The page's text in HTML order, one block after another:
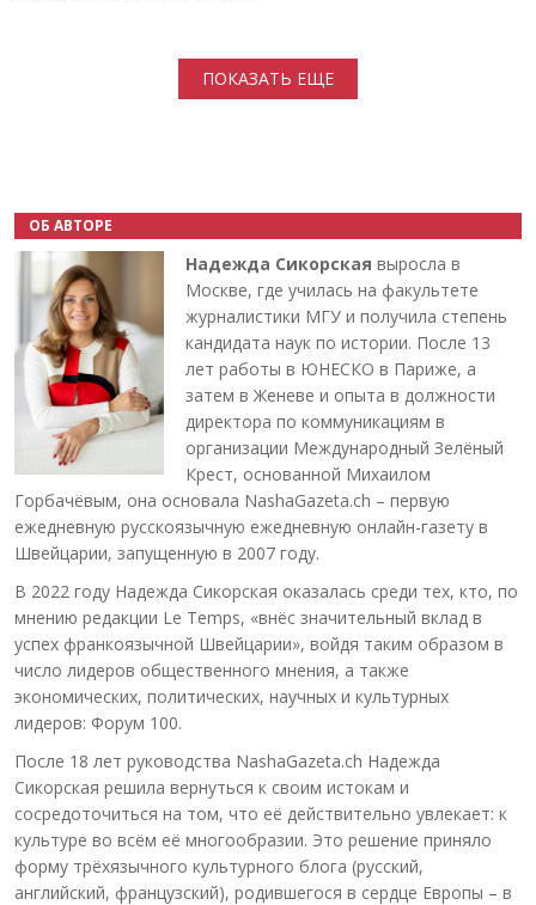
ПОКАЗАТЬ ЕЩЕ
ОБ АВТОРЕ
Надежда Сикорская выросла в
Москве, где училась на факультете
журналистики МГУ и получила степень
кандидата наук по истории. После 13
лет работы в ЮНЕСКО в Париже, а
затем в Женеве и опыта в должности
директора по коммуникациям в
организации Международный Зелёный
Крест, основанной Михаилом
Горбачёвым, она основала NashaGazeta.ch – первую
ежедневную русскоязычную ежедневную онлайн-газету в
Швейцарии, запущенную в 2007 году.
В 2022 году Надежда Сикорская оказалась среди тех, кто, по
мнению редакции Le Temps, «внёс значительный вклад в
успех франкоязычной Швейцарии», войдя таким образом в
число лидеров общественного мнения, а также
экономических, политических, научных и культурных
лидеров: Форум 100.
После 18 лет руководства NashaGazeta.ch Надежда
Сикорская решила вернуться к своим истокам и
сосредоточиться на том, что её действительно увлекает: к
культуре во всём её многообразии. Это решение приняло
форму трёхязычного культурного блога (русский,
английский, французский), родившегося в сердце Европы – в